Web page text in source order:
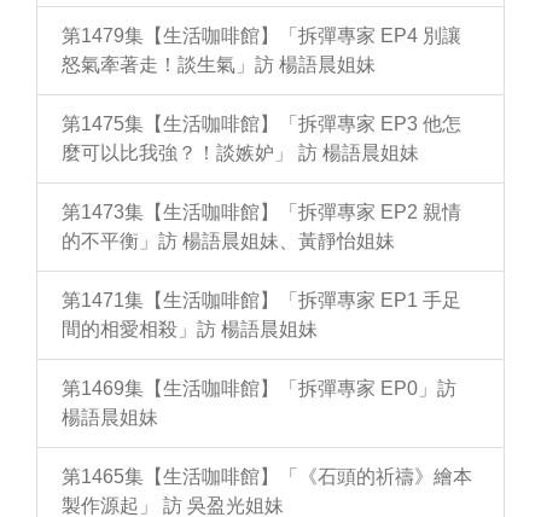
第1479集【生活咖啡館】「拆彈專家 EP4 別讓
怒氣牽著走！談生氣」訪 楊語晨姐妹
第1475集【生活咖啡館】「拆彈專家 EP3 他怎
麼可以比我強？！談嫉妒」 訪 楊語晨姐妹
第1473集【生活咖啡館】「拆彈專家 EP2 親情
的不平衡」訪 楊語晨姐妹、黃靜怡姐妹
第1471集【生活咖啡館】「拆彈專家 EP1 手足
間的相愛相殺」訪 楊語晨姐妹
第1469集【生活咖啡館】「拆彈專家 EP0」訪
楊語晨姐妹
第1465集【生活咖啡館】「《石頭的祈禱》繪本
製作源起」 訪 吳盈光姐妹